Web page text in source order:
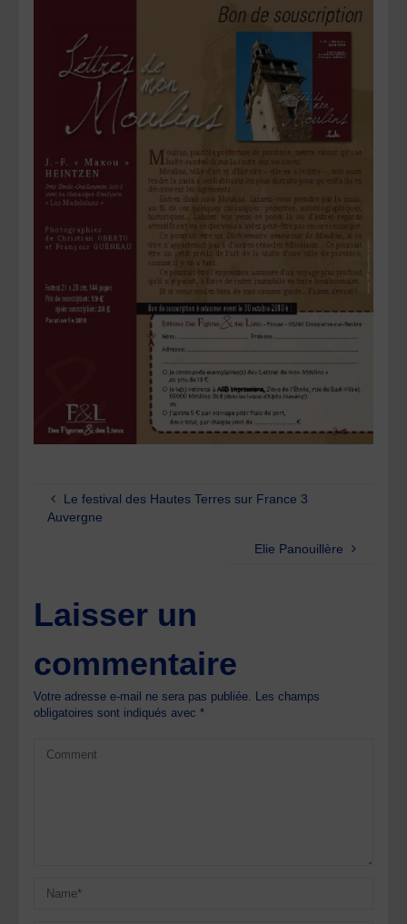
Le festival des Hautes Terres sur France 3
Auvergne
Elie Panouillère
Laisser un
commentaire
Votre adresse e-mail ne sera pas publiée.
Les champs
obligatoires sont indiqués avec*